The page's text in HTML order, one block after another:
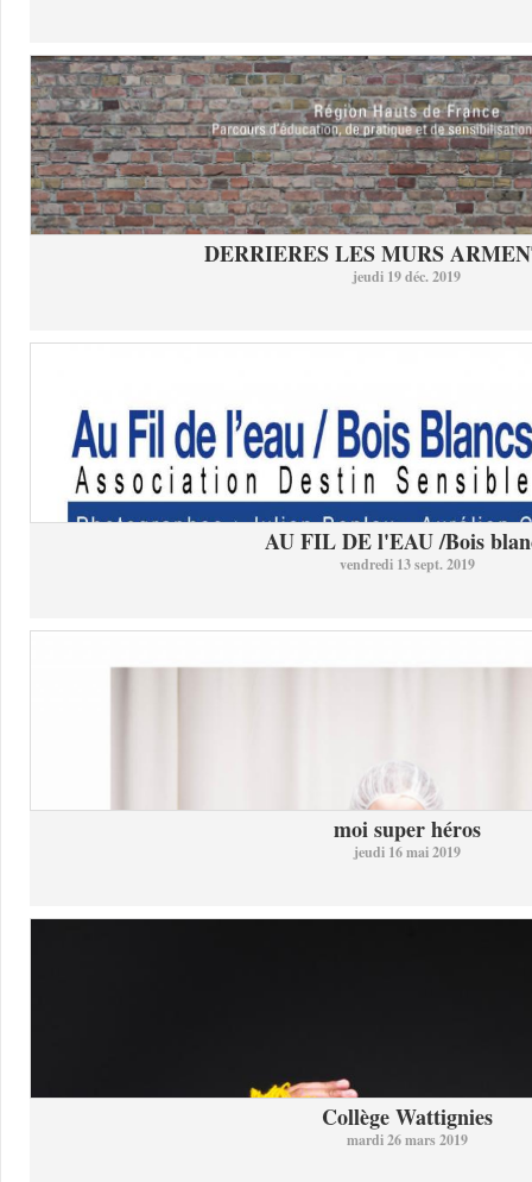
DERRIERES LES MURS
jeudi 19 déc. 2019
AU FIL DE l'EAU /Bois
vendredi 13 sept. 2019
moi super héros
jeudi 16 mai 2019
Collège Wattignies
mardi 26 mars 2019